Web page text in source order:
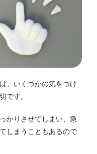
、いくつかの気をつけ
です。
かりさせてしまい、急
しまうこともあるので